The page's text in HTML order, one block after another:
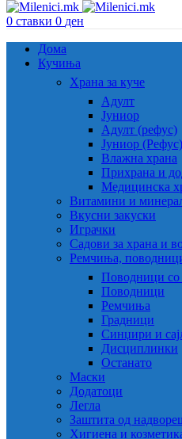
0 ставки 0 ден
Дома
Кучиња
Храна за куче
Адулт
Јуниор
Адулт (рефус)
Јуниор (Рефус)
Влажна храна
Прихрана и
Медицинска
Витамини и
Вкусни закуски
Играчки
Садови за храна и
Ремчиња,
Поводници
Поводници
Ремчиња
Градници
Синџири и
Дисциплинки
Останато
Маски
Додатоци
Легла
Заштита од
Хигиена и